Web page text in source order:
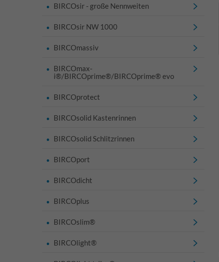
BIRCOsir - große Nennweiten
BIRCOsir NW 1000
BIRCOmassiv
BIRCOmax-
i®/BIRCOprime®/BIRCOprime® evo
BIRCOprotect
BIRCOsolid Kastenrinnen
BIRCOsolid Schlitzrinnen
BIRCOport
BIRCOdicht
BIRCOplus
BIRCOslim®
BIRCOlight®